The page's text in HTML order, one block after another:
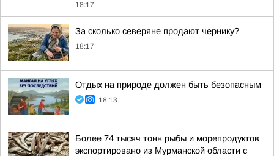
18:17
За сколько северяне продают чернику?
18:17
Отдых на природе должен быть безопасным
18:13
Более 74 тысяч тонн рыбы и морепродуктов
экспортировано из Мурманской области с